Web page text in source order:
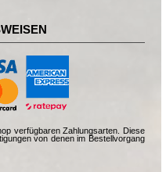
verfügbaren Zahlungsarten. Diese
von denen im Bestellvorgang